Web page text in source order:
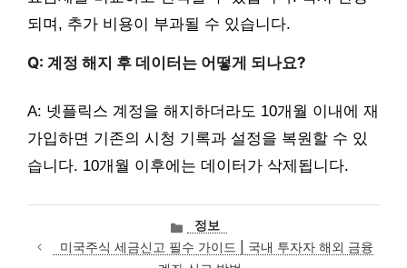
되며, 추가 비용이 부과될 수 있습니다.
Q: 계정 해지 후 데이터는 어떻게 되나요?
A: 넷플릭스 계정을 해지하더라도 10개월 이내에 재
가입하면 기존의 시청 기록과 설정을 복원할 수 있
습니다. 10개월 이후에는 데이터가 삭제됩니다.
카
테
고
정보
미국주식 세금신고 필수 가이드 | 국내 투자자 해외 금융